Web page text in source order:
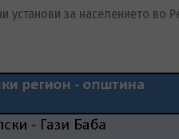
установи за населението